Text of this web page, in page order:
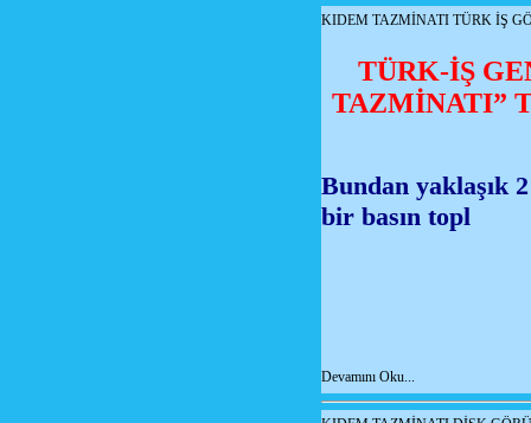
KIDEM TAZMİNATI TÜRK İŞ
TÜRK-İŞ
TAZMİNATI”
Bundan yaklaşık
bir basın topl
Devamını Oku...